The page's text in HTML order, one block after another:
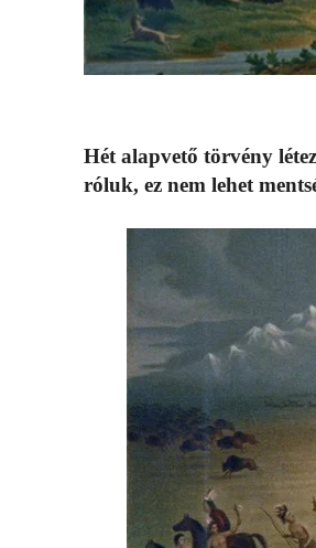
Hét alapvető törvény
róluk, ez nem lehet